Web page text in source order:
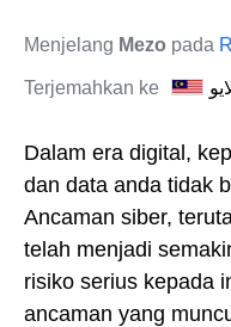
Menjelang Mezo pada
Terjemahkan ke
Dalam era digital,
dan data anda tidak
Ancaman siber,
telah menjadi
risiko serius kepada
ancaman yang